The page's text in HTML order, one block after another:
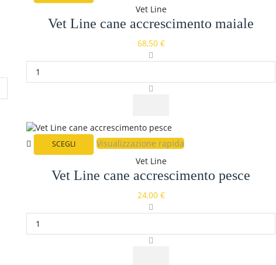
Vet Line
Vet Line cane accrescimento maiale
68,50 €
SCEGLI
Visualizzazione rapida
Vet Line
Vet Line cane accrescimento pesce
24,00 €